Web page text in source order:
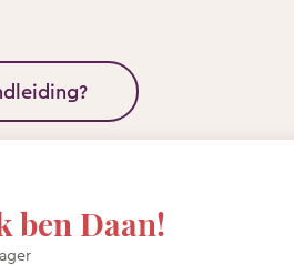
ben Daan!